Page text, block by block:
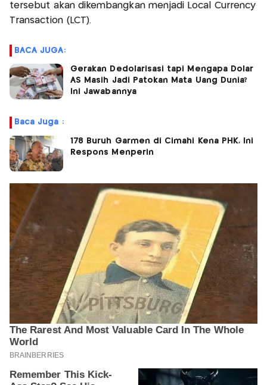
tersebut akan dikembangkan menjadi Local Currency
Transaction (LCT).
BACA JUGA:
Gerakan Dedolarisasi tapi Mengapa Dolar
AS Masih Jadi Patokan Mata Uang Dunia?
Ini Jawabannya
Baca Juga :
178 Buruh Garmen di Cimahi Kena PHK, Ini
Respons Menperin